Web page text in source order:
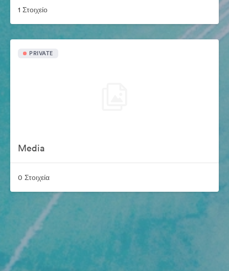
1 Στοιχείο
PRIVATE
Media
0 Στοιχεία